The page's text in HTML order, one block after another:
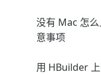
没有 Mac 怎
意事项
用 HBuilder